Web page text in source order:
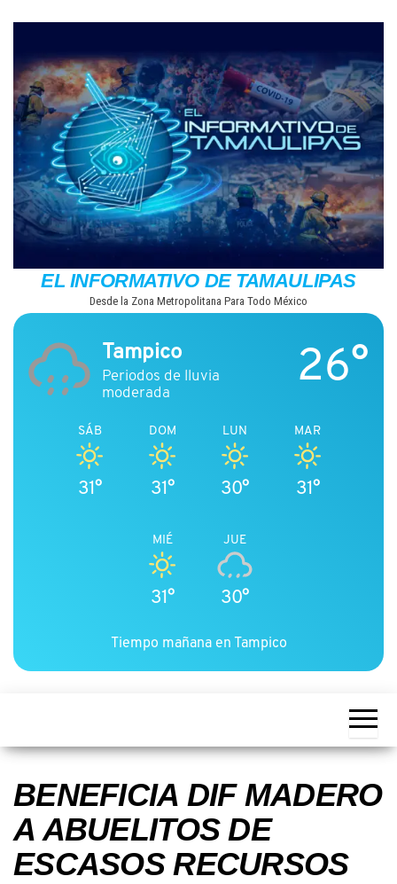
contenido
EL INFORMATIVO DE TAMAULIPAS
Desde la Zona Metropolitana Para Todo México
Tampico
Periodos de lluvia
moderada
26°
SÁB
31°
DOM
31°
LUN
30°
MAR
31°
MIÉ
31°
JUE
30°
Tiempo mañana en Tampico
BENEFICIA DIF MADERO
A ABUELITOS DE
ESCASOS RECURSOS